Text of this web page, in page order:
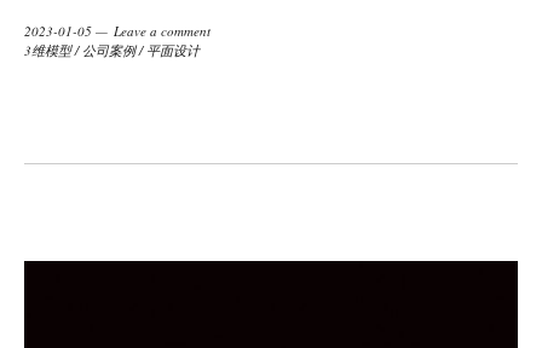
2023-01-05
Leave a comment
3维模型/ 公司案例/ 平面设计